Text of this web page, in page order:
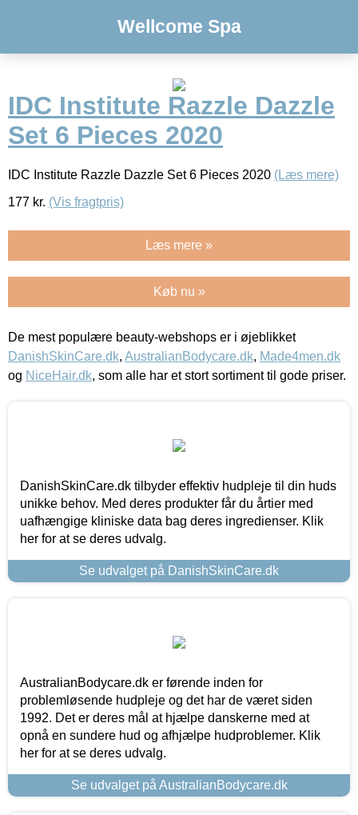
Wellcome Spa
IDC Institute Razzle Dazzle
Set 6 Pieces 2020
IDC Institute Razzle Dazzle Set 6 Pieces 2020 (Læs mere)
177 kr. (Vis fragtpris)
Læs mere »
Køb nu »
De mest populære beauty-webshops er i øjeblikket
DanishSkinCare.dk, AustralianBodycare.dk, Made4men.dk
og NiceHair.dk, som alle har et stort sortiment til gode priser.
DanishSkinCare.dk tilbyder effektiv hudpleje til din huds
unikke behov. Med deres produkter får du årtier med
uafhængige kliniske data bag deres ingredienser. Klik
her for at se deres udvalg.
Se udvalget på DanishSkinCare.dk
AustralianBodycare.dk er førende inden for
problemløsende hudpleje og det har de været siden
1992. Det er deres mål at hjælpe danskerne med at
opnå en sundere hud og afhjælpe hudproblemer. Klik
her for at se deres udvalg.
Se udvalget på AustralianBodycare.dk